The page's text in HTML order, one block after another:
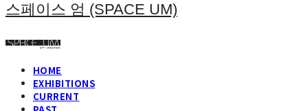
스페이스 엄 (SPACE UM)
HOME
EXHIBITIONS
CURRENT